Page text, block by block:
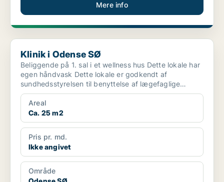
Mere info
Klinik i Odense SØ
Klinik i Odense SØ
Beliggende på 1. sal i et wellness hus Dette lokale har
egen håndvask Dette lokale er godkendt af
sundhedsstyrelsen til benyttelse af lægefaglige
behandlin...
Areal
Ca. 25 m2
Pris pr. md.
Ikke angivet
Område